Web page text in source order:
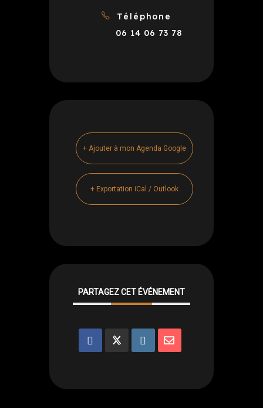
Téléphone
06 14 06 73 78
+ Ajouter à mon Agenda Google
+ Exportation iCal / Outlook
PARTAGEZ CET ÉVÉNEMENT